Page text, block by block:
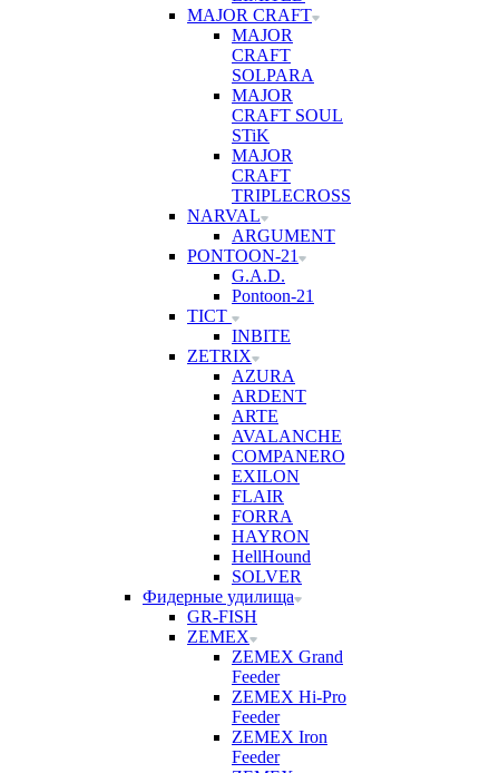
MAJOR CRAFT
MAJOR
CRAFT
SOLPARA
MAJOR
CRAFT SOUL
STiK
MAJOR
CRAFT
TRIPLECROSS
NARVAL
ARGUMENT
PONTOON-21
G.A.D.
Pontoon-21
TICT
INBITE
ZETRIX
AZURA
ARDENT
ARTE
AVALANCHE
COMPANERO
EXILON
FLAIR
FORRA
HAYRON
HellHound
SOLVER
Фидерные удилища
GR-FISH
ZEMEX
ZEMEX Grand
Feeder
ZEMEX Hi-Pro
Feeder
ZEMEX Iron
Feeder